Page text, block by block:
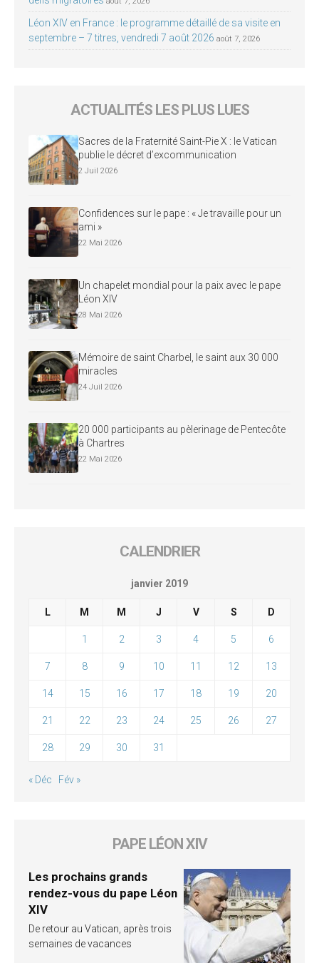
Léon XIV en France : le programme détaillé de sa visite en
septembre – 7 titres, vendredi 7 août 2026 août 7, 2026
ACTUALITÉS LES PLUS LUES
Sacres de la Fraternité Saint-Pie X : le Vatican
publie le décret d’excommunication
2 Juil 2026
Confidences sur le pape : « Je travaille pour un
ami »
22 Mai 2026
Un chapelet mondial pour la paix avec le pape
Léon XIV
28 Mai 2026
Mémoire de saint Charbel, le saint aux 30 000
miracles
24 Juil 2026
20 000 participants au pèlerinage de Pentecôte
à Chartres
22 Mai 2026
CALENDRIER
janvier 2019
L M M J V S D
1 2 3 4 5 6
7 8 9 10 11 12 13
14 15 16 17 18 19 20
21 22 23 24 25 26 27
28 29 30 31
« Déc Fév »
PAPE LÉON XIV
Les prochains grands
rendez-vous du pape Léon
XIV
De retour au Vatican, après trois
semaines de vacances